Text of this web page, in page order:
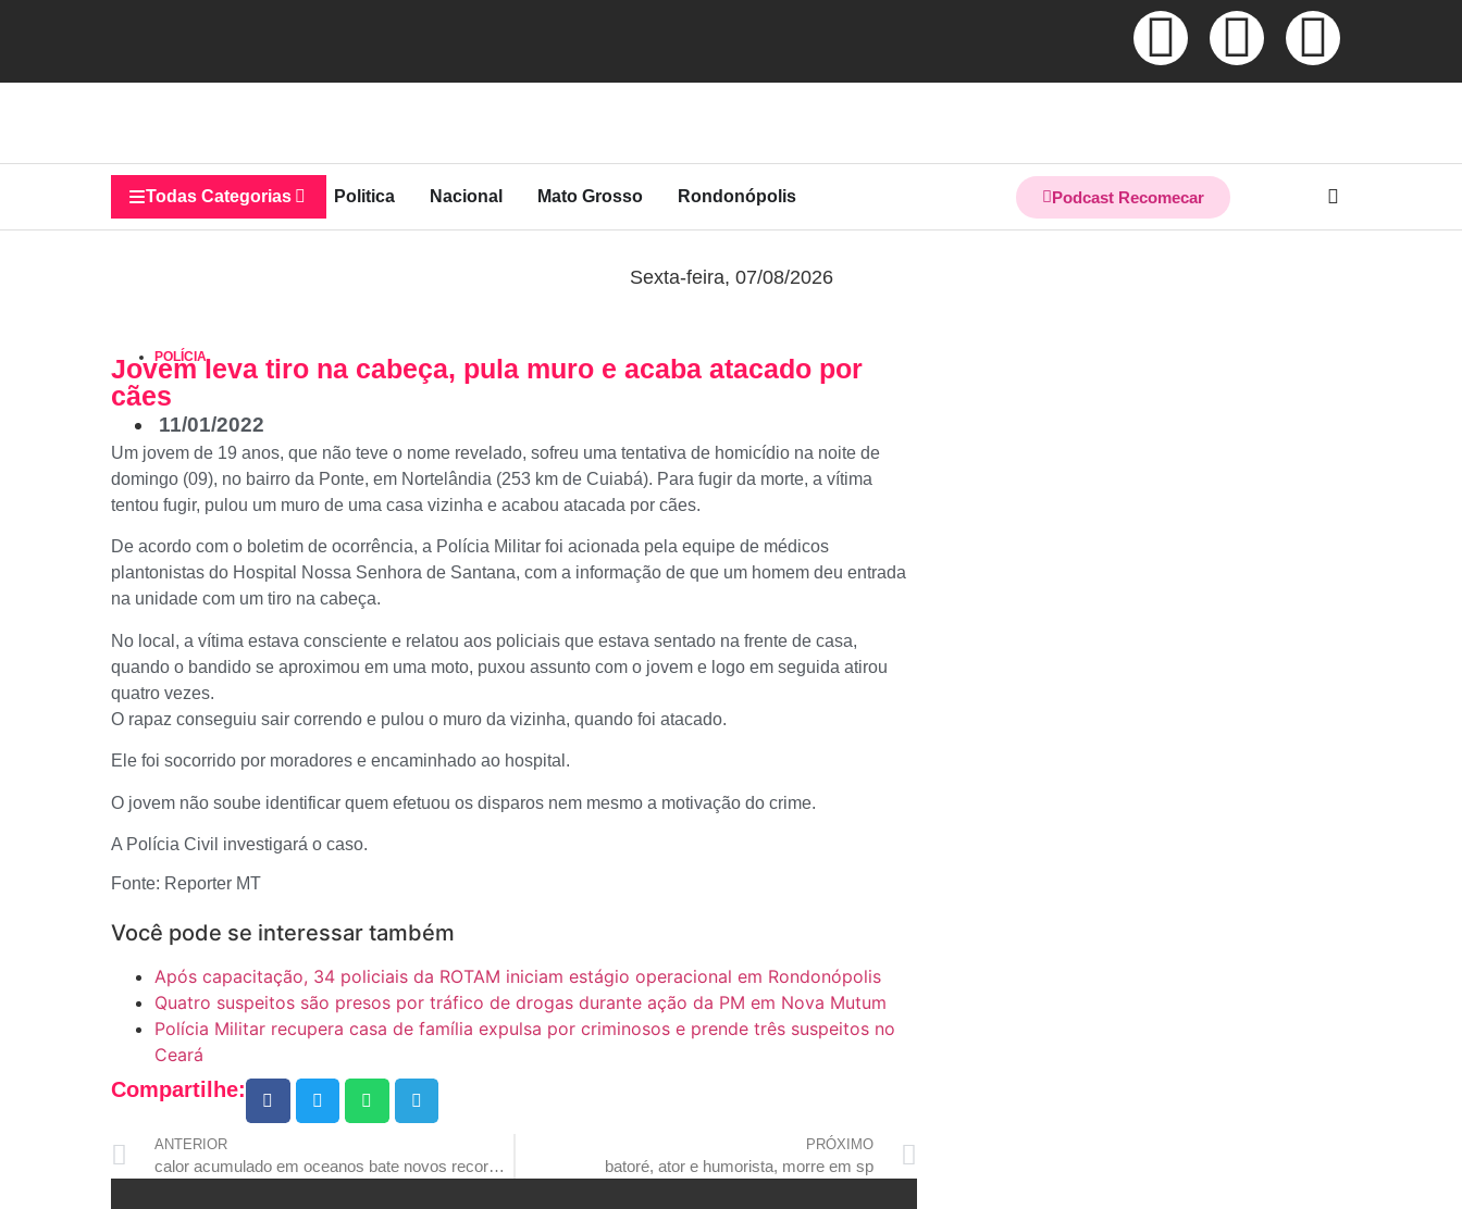
Todas Categorias Politica Nacional Mato Grosso Rondonópolis Podcast Recomecar
Sexta-feira, 07/08/2026
POLÍCIA
Jovem leva tiro na cabeça, pula muro e acaba atacado por
cães
11/01/2022
Um jovem de 19 anos, que não teve o nome revelado, sofreu uma tentativa de homicídio na noite de
domingo (09), no bairro da Ponte, em Nortelândia (253 km de Cuiabá). Para fugir da morte, a vítima
tentou fugir, pulou um muro de uma casa vizinha e acabou atacada por cães.
De acordo com o boletim de ocorrência, a Polícia Militar foi acionada pela equipe de médicos
plantonistas do Hospital Nossa Senhora de Santana, com a informação de que um homem deu entrada
na unidade com um tiro na cabeça.
No local, a vítima estava consciente e relatou aos policiais que estava sentado na frente de casa,
quando o bandido se aproximou em uma moto, puxou assunto com o jovem e logo em seguida atirou
quatro vezes.
O rapaz conseguiu sair correndo e pulou o muro da vizinha, quando foi atacado.
Ele foi socorrido por moradores e encaminhado ao hospital.
O jovem não soube identificar quem efetuou os disparos nem mesmo a motivação do crime.
A Polícia Civil investigará o caso.
Fonte: Reporter MT
Você pode se interessar também
Após capacitação, 34 policiais da ROTAM iniciam estágio operacional em Rondonópolis
Quatro suspeitos são presos por tráfico de drogas durante ação da PM em Nova Mutum
Polícia Militar recupera casa de família expulsa por criminosos e prende três suspeitos no
Ceará
Compartilhe:
ANTERIOR
calor acumulado em oceanos bate novos recordes em 2021, alerta estudo
PRÓXIMO
batoré, ator e humorista, morre em sp